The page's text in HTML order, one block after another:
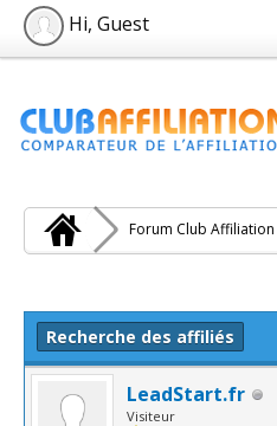
Hi, Guest
Forum Club Affiliation
Recherche des affiliés
LeadStart.fr
Visiteur